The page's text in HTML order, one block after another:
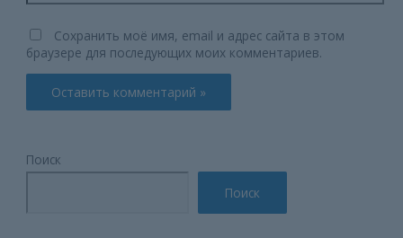
Сохранить моё имя, email и адрес сайта в этом
браузере для последующих моих комментариев.
Поиск
Поиск